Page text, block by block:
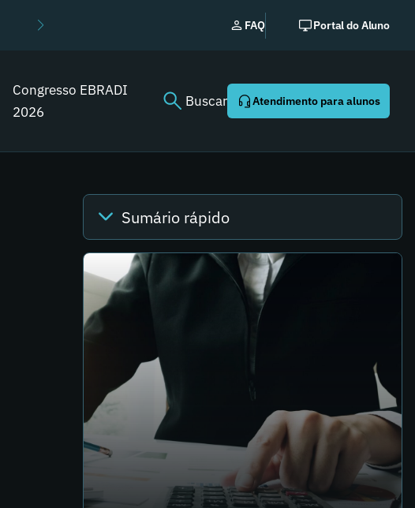
EBRADI | NEWS: o
Youtube agora!
FAQ Portal do Aluno
Congresso EBRADI
2026
Buscar Atendimento para alunos
Sumário rápido